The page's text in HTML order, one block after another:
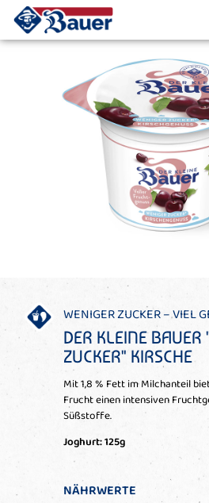
WENIGER ZUCKER – VIEL
DER KLEINE BAUER
ZUCKER" KIRSCHE
Mit 1,8 % Fett im Milchanteil
Frucht einen intensiven
Süßstoffe.
Joghurt: 125g
NÄHRWERTE